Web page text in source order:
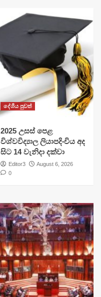
දේශීය පුවත්
​2025 උසස් පෙළ
විශ්වවිද්‍යාල ලියාපදිංචිය අද
සිට 14 වැනිදා දක්වා
Editor3
August 6, 2026
0